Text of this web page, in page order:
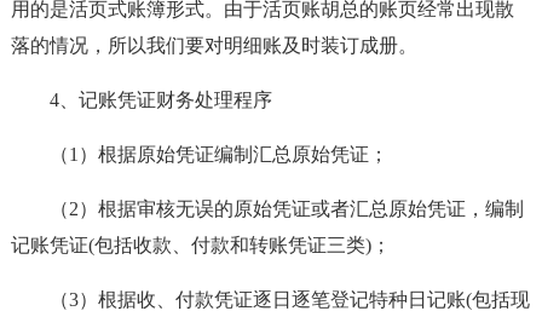
用的是活页式账簿形式。由于活页账胡总的账页经常出现散
落的情况，所以我们要对明细账及时装订成册。
4、记账凭证财务处理程序
（1）根据原始凭证编制汇总原始凭证；
（2）根据审核无误的原始凭证或者汇总原始凭证，编制
记账凭证(包括收款、付款和转账凭证三类)；
（3）根据收、付款凭证逐日逐笔登记特种日记账(包括现